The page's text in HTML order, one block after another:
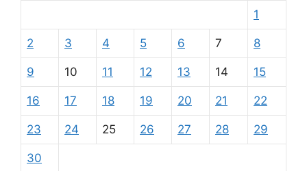
1
2 3 4 5 6 7 8
9 10 11 12 13 14 15
16 17 18 19 20 21 22
23 24 25 26 27 28 29
30